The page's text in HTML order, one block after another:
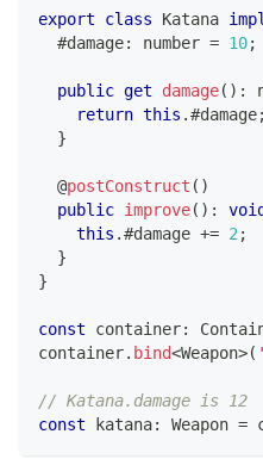
export class Katana
  #damage
: number = 10;
public get damage( ) :
return this .#damage;
}
@postConstruct ( )
public improve( ) : void
this .#damage += 2 ;
}
}
const container:
container. bind<Weapon>(
// Katana.damage is 12
const katana: Weapon =